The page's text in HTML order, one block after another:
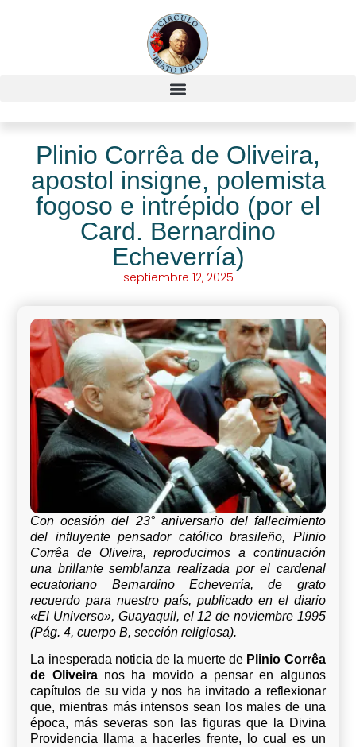
Plinio Corrêa de Oliveira,
apostol insigne, polemista
fogoso e intrépido (por el
Card. Bernardino
Echeverría)
septiembre 12, 2025
Con ocasión del 23° aniversario del fallecimiento
del influyente pensador católico brasileño, Plinio
Corrêa de Oliveira, reproducimos a continuación
una brillante semblanza realizada por el cardenal
ecuatoriano Bernardino Echeverría, de grato
recuerdo para nuestro país, publicado en el diario
«El Universo», Guayaquil, el 12 de noviembre 1995
(Pág. 4, cuerpo B, sección religiosa).
La inesperada noticia de la muerte de Plinio Corrêa
de Oliveiranos ha movido a pensar en algunos
capítulos de su vida y nos ha invitado a reflexionar
que, mientras más intensos sean los males de una
época, más severas son las figuras que la Divina
Providencia llama a hacerles frente, lo cual es un